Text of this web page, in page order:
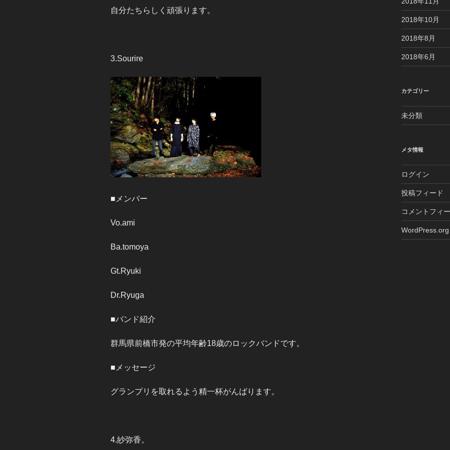
自分たちらしく頑張ります。
3.Sourire
■メンバー
Vo.ami
Ba.tomoya
Gt.Ryuki
Dr.Ryuga
■バンド紹介
群馬県前橋市発の平均年齢18歳のロックバンドです。
■メッセージ
グランプリを取れるよう精一杯がんばります。
4.紗弥香。
2018年10月
2018年8月
2018年6月
カテゴリー
未分類
メタ情報
ログイン
投稿フィード
コメントフィ
WordPress.org